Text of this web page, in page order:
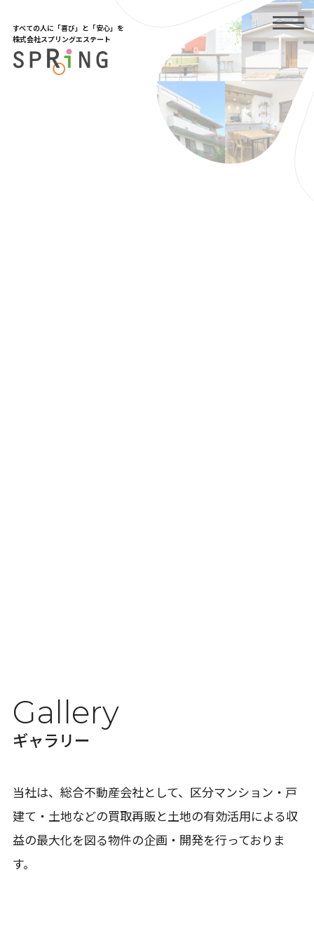
the
content
すべての人に「喜び」と「安心」を
株式会社スプリングエステート
Gallery
ギャラリー
当社は、総合不動産会社として、区分マンション・戸
建て・土地などの買取再販と土地の有効活用による収
益の最大化を図る物件の企画・開発を行っておりま
す。